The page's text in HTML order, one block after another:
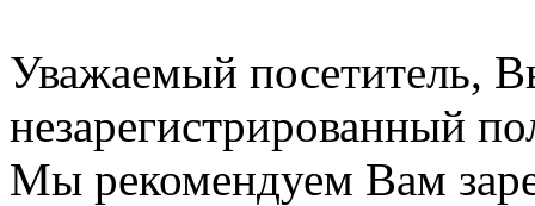
Уважаемый посетитель,
незарегистрированный
Мы рекомендуем Вам